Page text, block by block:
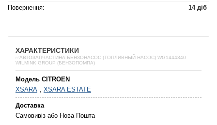
Повернення:
14 діб
ХАРАКТЕРИСТИКИ
✅АВТОЗАПЧАСТИНА БЕНЗОНАСОС (ТОПЛИВНЫЙ НАСОС) WG1444340
WILMINK GROUP (БЕНЗОПОМПА)
Модель CITROEN
XSARA , XSARA ESTATE
Доставка
Самовивіз або Нова Пошта